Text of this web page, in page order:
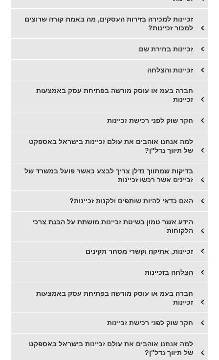
זכיינות למכירה בזירות העסקים, מה באמת קורה שרוצים
למכור זכיינות?
זכיינות בחירת שם
​זכיינות והצלחה
חברה בעמ או עוסק מורשה בפתיחת עסק באמצעות
זכיינות
​חקר שוק לפני רכישת זכיינות
​למה אנחנו אוהבים את עולם זכיינות בישראל באספקט
של תיווך נדל"ן?
בדיקות שמתווך נדלן צריך לבצע כאשר פועל במשרד של
זכיינים אשר רכשו זכיינות
​האם כדאי להיות שותפים ולקנות זכיינות?
הידע אשר טמון בשיטת זכיינות מושתת על הבנת צרכי
הלקוחות
זכיינות, אתיקה וקשרי מסחר תקינים
הצלחה בזכיינות
​חברה בעמ או עוסק מורשה בפתיחת עסק באמצעות
זכיינות
חקר שוק לפני רכישת זכיינות
​למה אנחנו אוהבים את עולם זכיינות בישראל באספקט
של תיווך נדל"ן?